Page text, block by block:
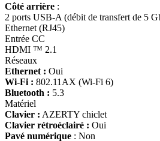
Côté arrière :
2 ports USB-A (débit de transfert de 5
Ethernet (RJ45)
Entrée CC
HDMI ™ 2.1
Réseaux
Ethernet : Oui
Wi-Fi : 802.11AX (Wi-Fi 6)
Bluetooth : 5.3
Matériel
Clavier : AZERTY chiclet
Clavier rétroéclairé : Oui
Pavé numérique : Non